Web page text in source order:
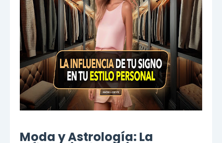
Moda y Astrología: La